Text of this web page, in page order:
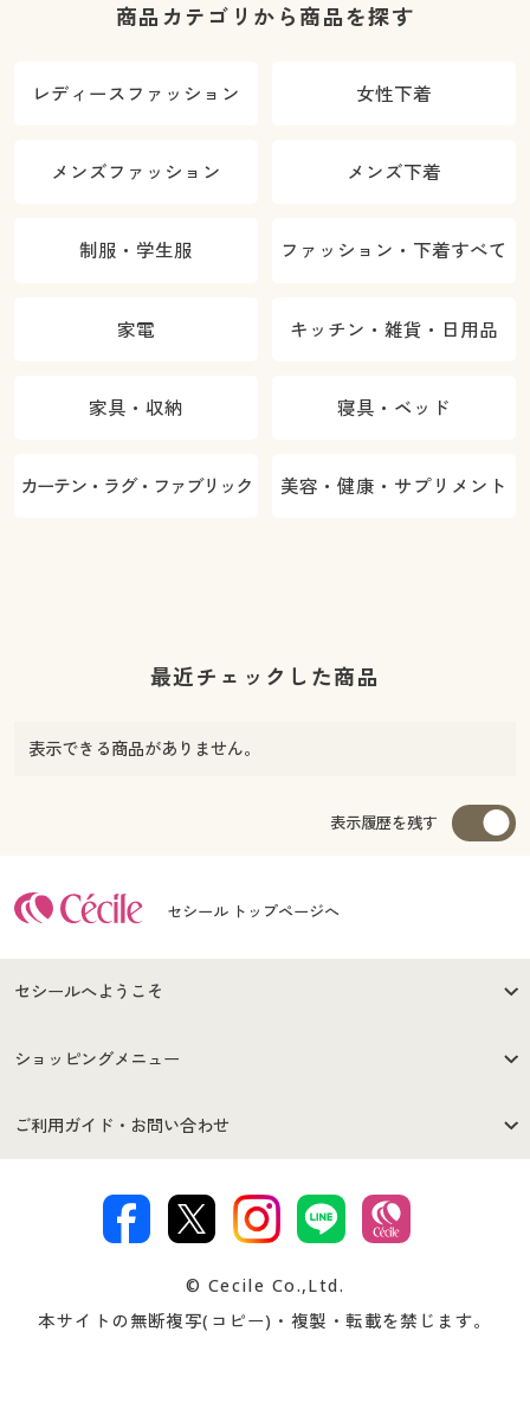
商品カテゴリから商品を探す
レディースファッション 女性下着
メンズファッション メンズ下着
制服・学生服 ファッション・下着すべて
家電 キッチン・雑貨・日用品
家具・収納 寝具・ベッド
カーテン・ラグ・ファブリック 美容・健康・サプリメント
最近チェックした商品
表示できる商品がありません。
表示履歴を残す
セシール トップページへ
セシールへようこそ
はじめての方へ
セシールご利用規約
著作権・商標について 会社案内
ショッピングメニュー
商品カテゴリ
プレゼント＆キャンペーン サイトマップ
ご利用ガイド・お問い合わせ
交換・返品は お支払は
ついて
忘れの場合
© Cecile Co.,Ltd.
本サイトの無断複写(コピー)・複製・転載を禁じます。